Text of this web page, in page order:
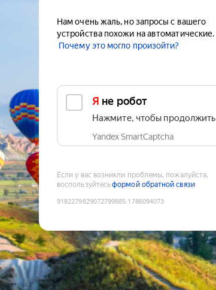
Нам очень жаль, но запросы с вашего
устройства похожи на автоматические.
Почему это могло произойти?
Я не робот
Нажмите, чтобы продолжить
Yandex SmartCaptcha
Если у вас возникли проблемы, пожалуйста,
воспользуйтесьформой обратной связи
9182279829072799885:1786094073